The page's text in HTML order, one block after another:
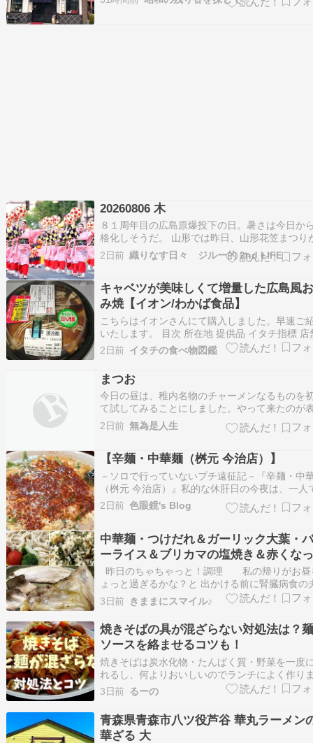
清水八幡宮ということになりますが、石清水八
20260806 木
８１周年目の広島原爆投下の日。暑さは今日か
格化しそうだ。 山形では昨日、山形花笠まつり
幕した。３日間の開催のうちだいたい毎年どこ
雨が降るというジンクスがあるのだが、今年は
今日の最高気温は昨日よりも４℃以上高い３５
2日前 織りなす日々 ジルー的 2nd LIFE
キャベツが美味しくて増量した広島風
み焼【イオン/わかば食品】
こちらはイオンさんにて購入しました。早速ご
いたします。 目次 所在地 提供品 イタチ指標 店
報 所在地 イオンスタイル常滑です。りんくう
近くで便利です。 わかば食品さんです。様々な
お待ちしております！ 提供品 こちらです。元
はまあまあ値がはりますね。温めま…
2日前 イタチの食べ物図鑑
まつお
今日の昼は、稚内名物のチャーメンなるものを
て試してみることにしました。やって来たのが
の食堂です。表通りから外れた所にある昔なが
町の食堂、年配のご夫婦が営んでいて、私以外
いた御老人の前には、注文せずともすぐさまコ
の瓶…
2日前 無為是人生
【辛麺・中華麺（桝元 今治店）】
－ソロで行っていないプチ遠征記－『辛麺・中
（桝元 今治店）』私的な休肝日の今夜は、一人
ターの練習です、、、午後８時頃に終えて「辛
桝元 ＯＲＩＧＩＮＡＬ 今治店：リンク多いの
2日前 色眼鏡's Blog
中華麺・つけだれ＆ガーリック大葉・
ーライス＆ブリカマの塩焼き＆赤くな
凛々子♪
昨日のちゃちゃっと！調理 私の帰りがお昼
ょっと過ぎるかな？と 出かける前に腎臓病食の
昼食準備をして 中華めんを茹でてつけだれを
て ????のつゆにごま油・ラー油・米酢を加
やし中華のタレのような味にして 長ネギ(多め)
味唐辛子・練が…
3日前 きままにスマイル♪
焼きそばの具が混ざらない対処法は？
ソースを絡ませるコツも！
焼きそばは炭水化物・たんぱく質・野菜を一度
れるし、何よりおいしいのでランチによく作り
^^ でも、1人分なら特に問題なく作れても、家
作ろうとすると量が多くなるからかうまく焼き
の具が混ざらないことがあって。 麺だけ・具だ
かたまりができている状態に…。 焼きそばの
3日前 るーの
青森県青森市八ツ役芦谷 華丸ラーメン
華ざる 大